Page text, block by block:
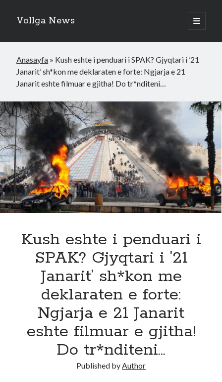
Vollga News
open
primary
Anasayfa » Kush eshte i penduari i SPAK? Gjyqtari i ’21
Janarit’ sh*kon me deklaraten e forte: Ngjarja e 21
Janarit eshte filmuar e gjitha! Do tr*nditeni…
Kush eshte i penduari i
SPAK? Gjyqtari i ’21
Janarit’ sh*kon me
deklaraten e forte:
Ngjarja e 21 Janarit
eshte filmuar e gjitha!
Do tr*nditeni…
Published byAuthor